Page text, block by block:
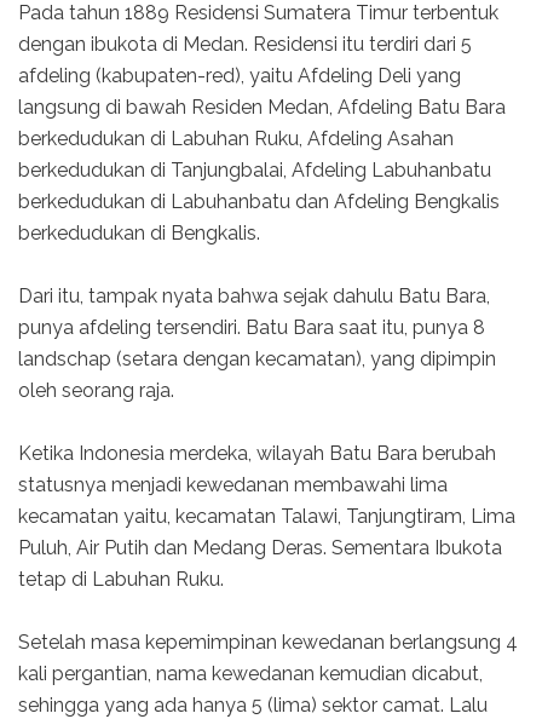
Pada tahun 1889 Residensi Sumatera Timur terbentuk
dengan ibukota di Medan. Residensi itu terdiri dari 5
afdeling (kabupaten-red), yaitu Afdeling Deli yang
langsung di bawah Residen Medan, Afdeling Batu Bara
berkedudukan di Labuhan Ruku, Afdeling Asahan
berkedudukan di Tanjungbalai, Afdeling Labuhanbatu
berkedudukan di Labuhanbatu dan Afdeling Bengkalis
berkedudukan di Bengkalis.
Dari itu, tampak nyata bahwa sejak dahulu Batu Bara,
punya afdeling tersendiri. Batu Bara saat itu, punya 8
landschap (setara dengan kecamatan), yang dipimpin
oleh seorang raja.
Ketika Indonesia merdeka, wilayah Batu Bara berubah
statusnya menjadi kewedanan membawahi lima
kecamatan yaitu, kecamatan Talawi, Tanjungtiram, Lima
Puluh, Air Putih dan Medang Deras. Sementara Ibukota
tetap di Labuhan Ruku.
Setelah masa kepemimpinan kewedanan berlangsung 4
kali pergantian, nama kewedanan kemudian dicabut,
sehingga yang ada hanya 5 (lima) sektor camat. Lalu